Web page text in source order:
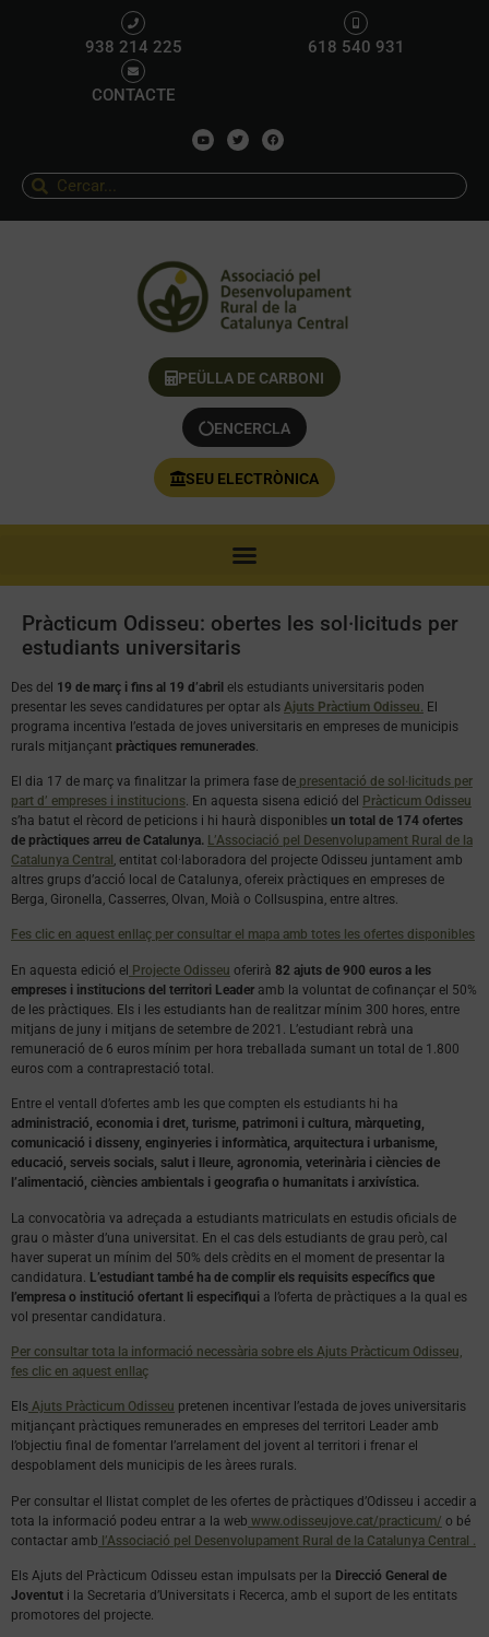
938 214 225 618 540 931
CONTACTE
PEÜLLA DE CARBONI
ENCERCLA
SEU ELECTRÒNICA
Pràcticum Odisseu: obertes les sol·licituds per
estudiants universitaris
Des del 19 de març i fins al 19 d’abril els estudiants universitaris poden
presentar les seves candidatures per optar als Ajuts Pràctium Odisseu El
programa incentiva l’estada de joves universitaris en empreses de municipis
rurals mitjançant pràctiques remunerades
El dia 17 de març va finalitzar la primera fase de presentació de sol·licituds per
part d’ empreses i institucions. En aquesta sisena edició del Pràcticum Odisseu
s’ha batut el rècord de peticions i hi haurà disponibles un total de 174 ofertes
de pràctiques arreu de Catalunya. L’Associació pel Desenvolupament Rural de la
Catalunya Central , entitat col·laboradora del projecte Odisseu juntament amb
altres grups d’acció local de Catalunya, ofereix pràctiques en empreses de
Berga, Gironella, Casserres, Olvan, Moià o Collsuspina, entre altres.
Fes clic en aquest enllaç per consultar el mapa amb totes les ofertes disponibles
En aquesta edició el Projecte Odisseu oferirà 82 ajuts de 900 euros a les
empreses i institucions del territori Leader amb la voluntat de cofinançar el 50%
de les pràctiques. Els i les estudiants han de realitzar mínim 300 hores, entre
mitjans de juny i mitjans de setembre de 2021. L’estudiant rebrà una
remuneració de 6 euros mínim per hora treballada sumant un total de 1.800
euros com a contraprestació total.
Entre el ventall d’ofertes amb les que compten els estudiants hi ha
administració, economia i dret, turisme, patrimoni i cultura, màrqueting,
comunicació i disseny, enginyeries i informàtica, arquitectura i urbanisme,
educació, serveis socials, salut i lleure, agronomia, veterinària i ciències de
l’alimentació, ciències ambientals i geografia o humanitats i arxivística.
La convocatòria va adreçada a estudiants matriculats en estudis oficials de
grau o màster d’una universitat. En el cas dels estudiants de grau però, cal
haver superat un mínim del 50% dels crèdits en el moment de presentar la
candidatura. L’estudiant també ha de complir els requisits específics que
l’empresa o institució ofertant li especifiqui a l’oferta de pràctiques a la qual es
vol presentar candidatura.
Per consultar tota la informació necessària sobre els Ajuts Pràcticum Odisseu,
fes clic en aquest enllaç
Els Ajuts Pràcticum Odisseu pretenen incentivar l’estada de joves universitaris
mitjançant pràctiques remunerades en empreses del territori Leader amb
l’objectiu final de fomentar l’arrelament del jovent al territori i frenar el
despoblament dels municipis de les àrees rurals.
Per consultar el llistat complet de les ofertes de pràctiques d’Odisseu i accedir a
tota la informació podeu entrar a la web www.odisseujove.cat/practicum/ o bé
contactar amb l’Associació pel Desenvolupament Rural de la Catalunya Central .
Els Ajuts del Pràcticum Odisseu estan impulsats per la Direcció General de
Joventut i la Secretaria d’Universitats i Recerca, amb el suport de les entitats
promotores del projecte.